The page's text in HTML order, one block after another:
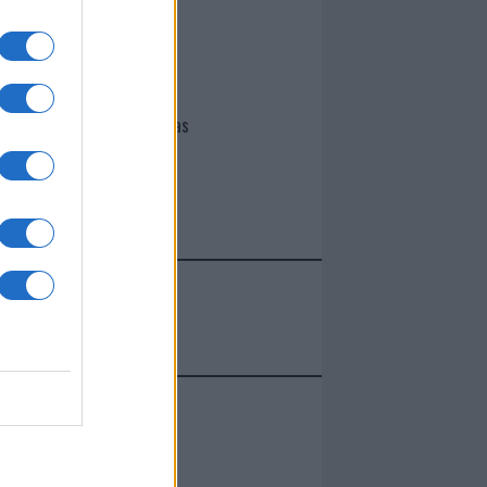
I nostri cari
Giovannimaria Cabras